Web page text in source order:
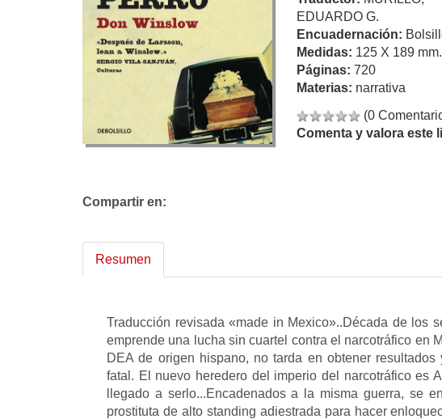
EDUARDO G.
Encuadernación:
Medidas: 125 X 189 mm.
Páginas: 720
Materias: narrativa
(0
Comenta y valora este
Compartir en:
Resumen
Traducción revisada «made in Mexico»..Década de los
emprende una lucha sin cuartel contra el narcotráfico en
DEA de origen hispano, no tarda en obtener
fatal. El nuevo heredero del imperio del narcotráfico es
llegado a serlo...Encadenados a la misma guerra, se
prostituta de alto standing adiestrada para hacer